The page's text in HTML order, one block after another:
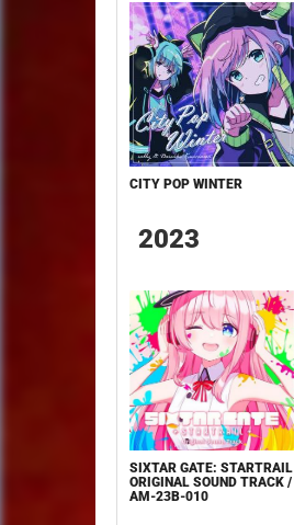
CITY POP WINTER
2023
SIXTAR GATE: STARTRAIL
ORIGINAL SOUND TRACK /
AM-23B-010